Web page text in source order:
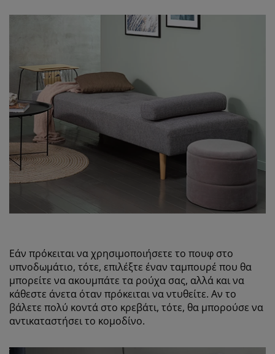
Εάν πρόκειται να χρησιμοποιήσετε το πουφ στο
υπνοδωμάτιο, τότε, επιλέξτε έναν ταμπουρέ που θα
μπορείτε να ακουμπάτε τα ρούχα σας, αλλά και να
κάθεστε άνετα όταν πρόκειται να ντυθείτε. Αν το
βάλετε πολύ κοντά στο κρεβάτι, τότε, θα μπορούσε να
αντικαταστήσει το κομοδίνο.